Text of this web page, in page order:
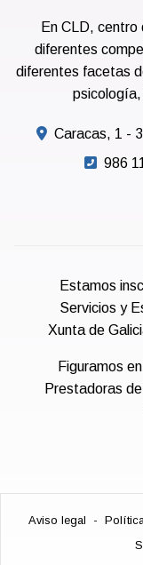
En CLD, centro
diferentes
diferentes facetas
Caracas, 1 -
986
Estamos
Servicios y
Xunta de
Figuramos
Prestadoras
Aviso legal -